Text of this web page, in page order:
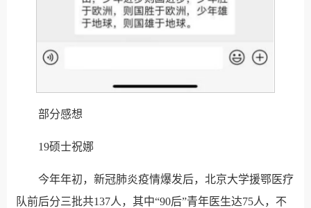
部分感想
19硕士祝娜
今年年初，新冠肺炎疫情爆发后，北京大学援鄂医疗
队前后分三批共137人，其中“90后”青年医生达75人，不